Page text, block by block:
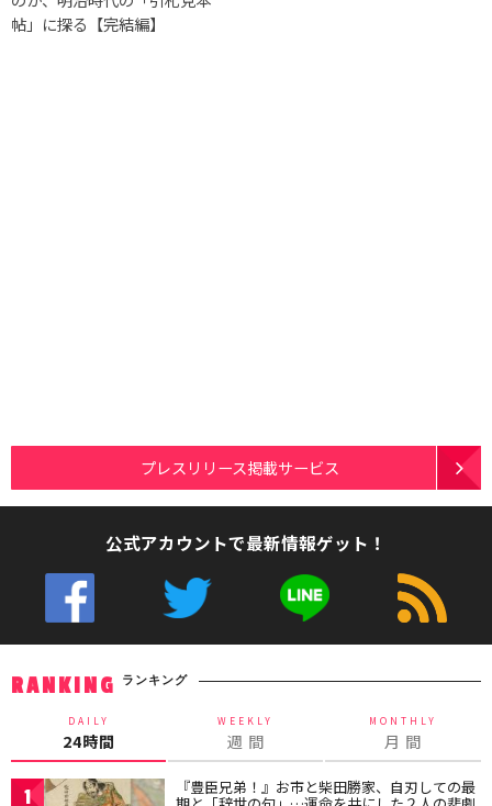
帖」に探る【完結編】
プレスリリース掲載サービス
公式アカウントで最新情報ゲット！
RANKING ランキング
DAILY
24時間
WEEKLY
週 間
MONTHLY
月 間
1 『豊臣兄弟！』お市と柴田勝家、自刃しての最